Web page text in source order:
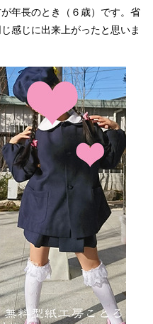
年長のとき（６歳）です。省
感じに出来上がったと思いま